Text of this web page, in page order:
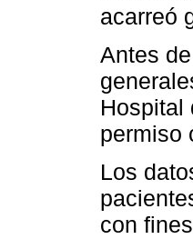
acarreó
Antes
Hospital
permiso
Los
con